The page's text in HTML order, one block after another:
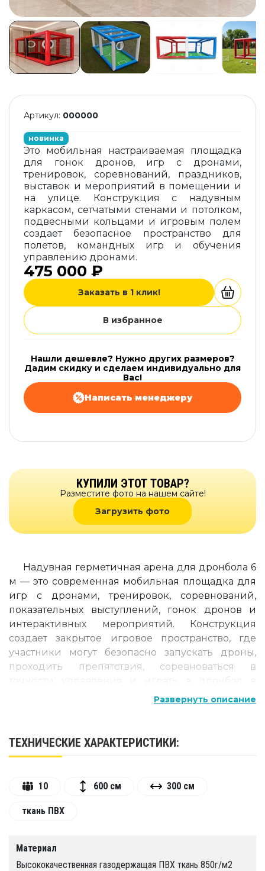
Артикул: 000000
новинка
Это мобильная настраиваемая площадка
для гонок дронов, игр с дронами,
тренировок, соревнований, праздников,
выставок и мероприятий в помещении и
на улице. Конструкция с надувным
каркасом, сетчатыми стенами и потолком,
подвесными кольцами и игровым полем
создает безопасное пространство для
полетов, командных игр и обучения
управлению дронами.
475 000 ₽
Заказать в 1 клик!
В избранное
Нашли дешевле? Нужно других размеров?
Дадим скидку и сделаем индивидуально для
Вас!
Написать менеджеру
КУПИЛИ ЭТОТ ТОВАР?
Разместите фото на нашем сайте!
Загрузить фото
Надувная герметичная арена для дронбола 6
м — это современная мобильная площадка для
игр с дронами, тренировок, соревнований,
показательных выступлений, гонок дронов и
интерактивных мероприятий. Конструкция
создает закрытое игровое пространство, где
участники могут безопасно запускать дроны,
проходить препятствия, соревноваться в
точности управления и играть в дронбол в
помещении или на открытой площадке.
робототехники, парков развлечений, выставок,
фестивалей, корпоративных мероприятий,
управлению дронами и проката
надувному каркасу, сетчатым стенкам и
эффектно, быстро устанавливается и помогает
организовать безопасную зону для полетов.
Развернуть описание
ТЕХНИЧЕСКИЕ ХАРАКТЕРИСТИКИ:
10 600 см 300 см
ткань ПВХ
Материал
Высококачественная газодержащая ПВХ ткань 850г/м2